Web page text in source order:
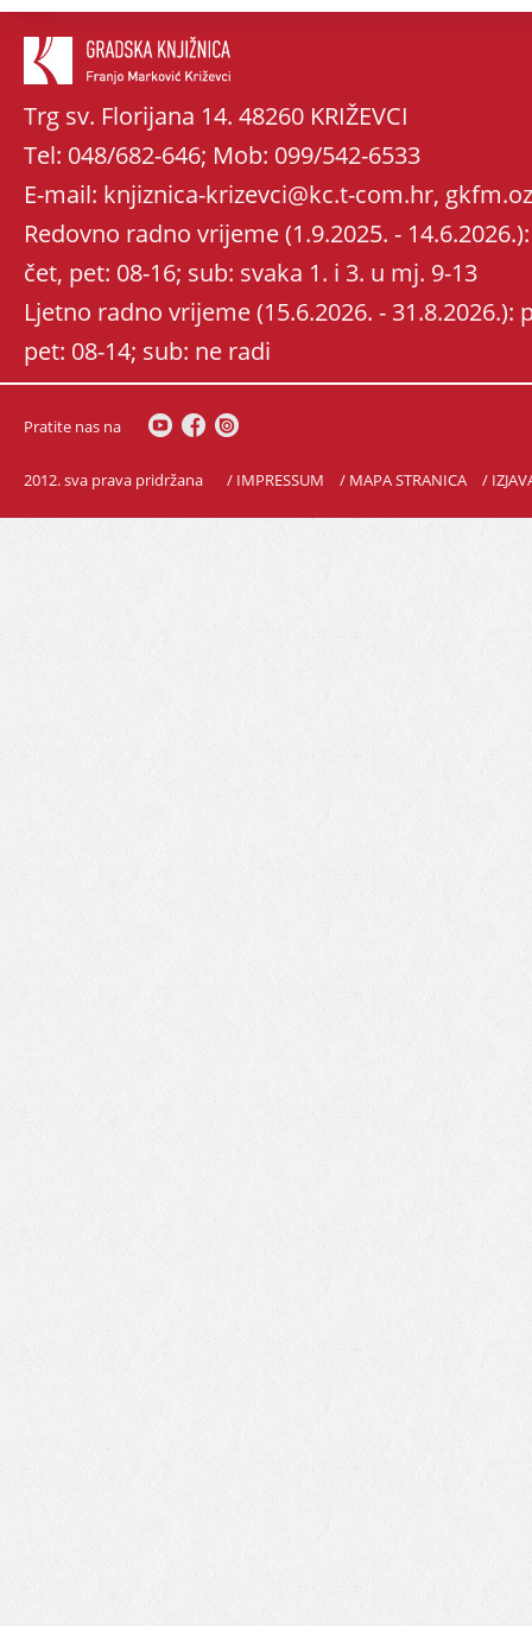
Trg sv. Florijana 14. 48260 KRIŽEVCI
Tel: 048/682-646; Mob: 099/542-6533
E-mail: knjiznica-krizevci@kc.t-com.hr,
Redovno radno vrijeme (1.9.2025. -
čet, pet: 08-16; sub: svaka 1. i 3. u mj. 9-13
Ljetno radno vrijeme (15.6.2026. - 31.8.2026.):
pet: 08-14; sub: ne radi
Pratite nas na
2012. sva prava pridržana / IMPRESSUM / MAPA STRANICA /